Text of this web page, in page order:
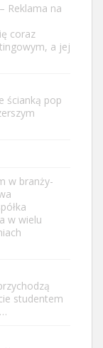
Reklama na
coraz
a jej
ścianką pop
w branży-
w wielu
studentem